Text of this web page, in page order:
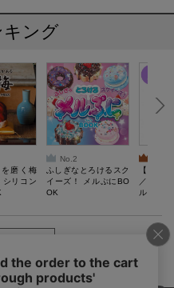
キング
を磨く梅
リコン
No.2
ふしぎなとろけるスク
イーズ！ メルぷにBO
OK
【
／Lサ
ル）【
労回復ウ
ーネッ
ツ